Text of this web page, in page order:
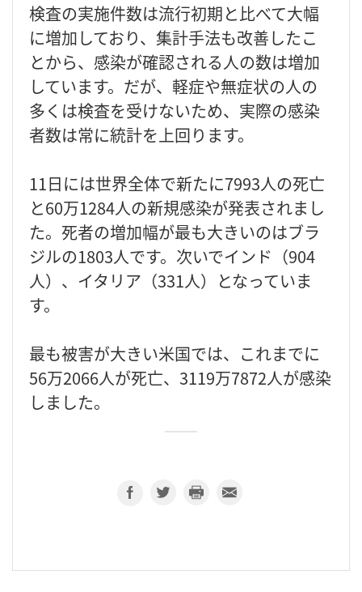
検査の実施件数は流行初期と比べて大幅
に増加しており、集計手法も改善したこ
とから、感染が確認される人の数は増加
しています。だが、軽症や無症状の人の
多くは検査を受けないため、実際の感染
者数は常に統計を上回ります。
11日には世界全体で新たに7993人の死亡
と60万1284人の新規感染が発表されまし
た。死者の増加幅が最も大きいのはブラ
ジルの1803人です。次いでインド（904
人）、イタリア（331人）となっていま
す。
最も被害が大きい米国では、これまでに
56万2066人が死亡、3119万7872人が感染
しました。